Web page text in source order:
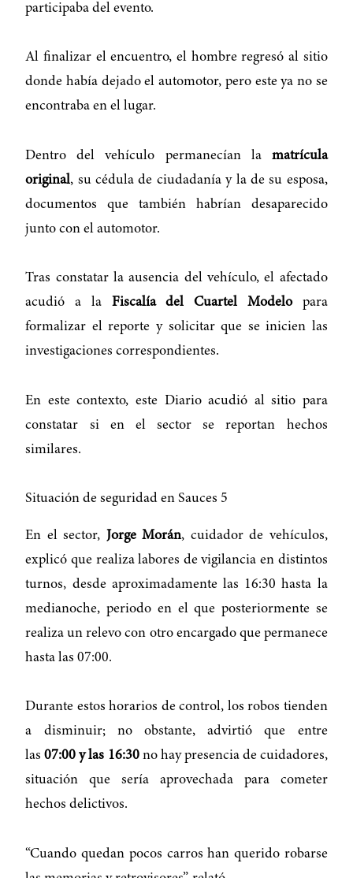
participaba del evento.
Al finalizar el encuentro, el hombre regresó al sitio
donde había dejado el automotor, pero este ya no se
encontraba en el lugar.
Dentro del vehículo permanecían la matrícula
original, su cédula de ciudadanía y la de su esposa,
documentos que también habrían desaparecido
junto con el automotor.
Tras constatar la ausencia del vehículo, el afectado
acudió a la Fiscalía del Cuartel Modelopara
formalizar el reporte y solicitar que se inicien las
investigaciones correspondientes.
En este contexto, este Diario acudió al sitio para
constatar si en el sector se reportan hechos
similares.
Situación de seguridad en Sauces 5
En el sector, Jorge Morán, cuidador de vehículos,
explicó que realiza labores de vigilancia en distintos
turnos, desde aproximadamente las 16:30 hasta la
medianoche, periodo en el que posteriormente se
realiza un relevo con otro encargado que permanece
hasta las 07:00.
Durante estos horarios de control, los robos tienden
a disminuir; no obstante, advirtió que entre
las07:00 y las 16:30no hay presencia de cuidadores,
situación que sería aprovechada para cometer
hechos delictivos.
“Cuando quedan pocos carros han querido robarse